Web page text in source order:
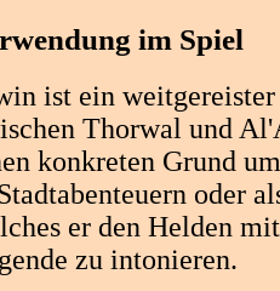
im Spiel
ist ein
Thorwal und
konkreten Grund
oder
er den Helden
zu intonieren.